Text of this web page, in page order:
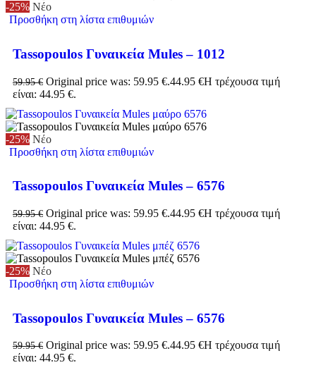
-25% Νέο
Προσθήκη στη λίστα επιθυμιών
Tassopoulos Γυναικεία Mules – 1012
59.95€ Original price was: 59.95 €.44.95 €Η τρέχουσα τιμή
είναι: 44.95 €.
-25% Νέο
Προσθήκη στη λίστα επιθυμιών
Tassopoulos Γυναικεία Mules – 6576
59.95€ Original price was: 59.95 €.44.95 €Η τρέχουσα τιμή
είναι: 44.95 €.
-25% Νέο
Προσθήκη στη λίστα επιθυμιών
Tassopoulos Γυναικεία Mules – 6576
59.95€ Original price was: 59.95 €.44.95 €Η τρέχουσα τιμή
είναι: 44.95 €.